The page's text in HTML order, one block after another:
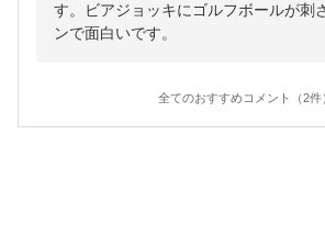
す。ビアジョッキにゴルフボールが刺
ンで面白いです。
全てのおすすめコメント（2件